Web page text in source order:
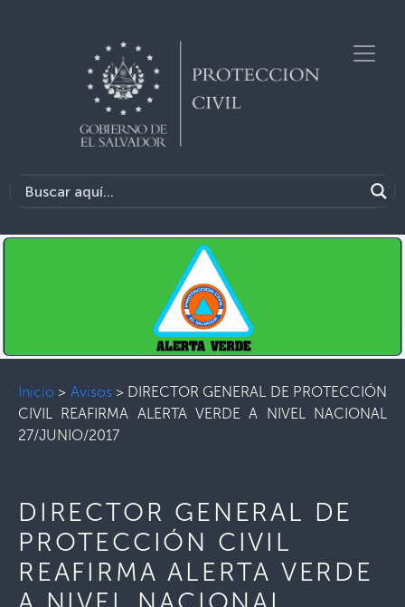
Inicio > Avisos> DIRECTOR GENERAL DE PROTECCIÓN
CIVIL REAFIRMA ALERTA VERDE A NIVEL NACIONAL
27/JUNIO/2017
DIRECTOR GENERAL DE
PROTECCIÓN CIVIL
REAFIRMA ALERTA VERDE